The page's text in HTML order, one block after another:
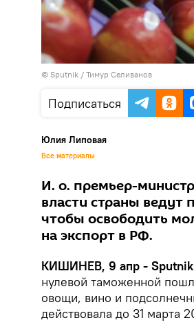
© Sputnik / Тимур Селиванов
Подписаться
Юлия Липовая
Все материалы
И. о. премьер-
власти страны ведут
чтобы освободить
на экспорт в РФ.
КИШИНЕВ, 9 апр -
нулевой таможенной
овощи, вино и
действовала до 31 марта